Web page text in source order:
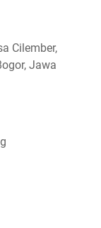
Cilember,
Jawa